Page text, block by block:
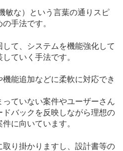
敏な）という言葉の通りスピ
手法です。
て、システムを機能強化して
ていく手法です。
能追加などに柔軟に対応でき
ていない案件やユーザーさん
バックを反映しながら理想の
に向いています。
り掛かりますし、設計書等の